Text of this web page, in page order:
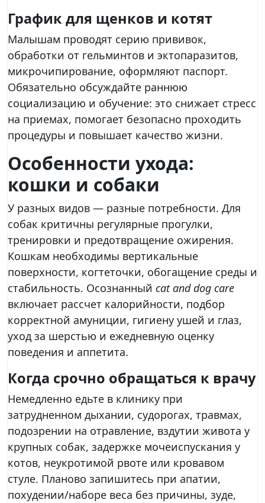
График для щенков и котят
Малышам проводят серию прививок,
обработки от гельминтов и эктопаразитов,
микрочипирование, оформляют паспорт.
Обязательно обсуждайте раннюю
социализацию и обучение: это снижает стресс
на приемах, помогает безопасно проходить
процедуры и повышает качество жизни.
Особенности ухода:
кошки и собаки
У разных видов — разные потребности. Для
собак критичны регулярные прогулки,
тренировки и предотвращение ожирения.
Кошкам необходимы вертикальные
поверхности, когтеточки, обогащение среды и
стабильность. Осознанный cat and dog care
включает рассчет калорийности, подбор
корректной амуниции, гигиену ушей и глаз,
уход за шерстью и ежедневную оценку
поведения и аппетита.
Когда срочно обращаться к врачу
Немедленно едьте в клинику при
затрудненном дыхании, судорогах, травмах,
подозрении на отравление, вздутии живота у
крупных собак, задержке мочеиспускания у
котов, неукротимой рвоте или кровавом
стуле. Планово запишитесь при апатии,
похудении/наборе веса без причины, зуде,